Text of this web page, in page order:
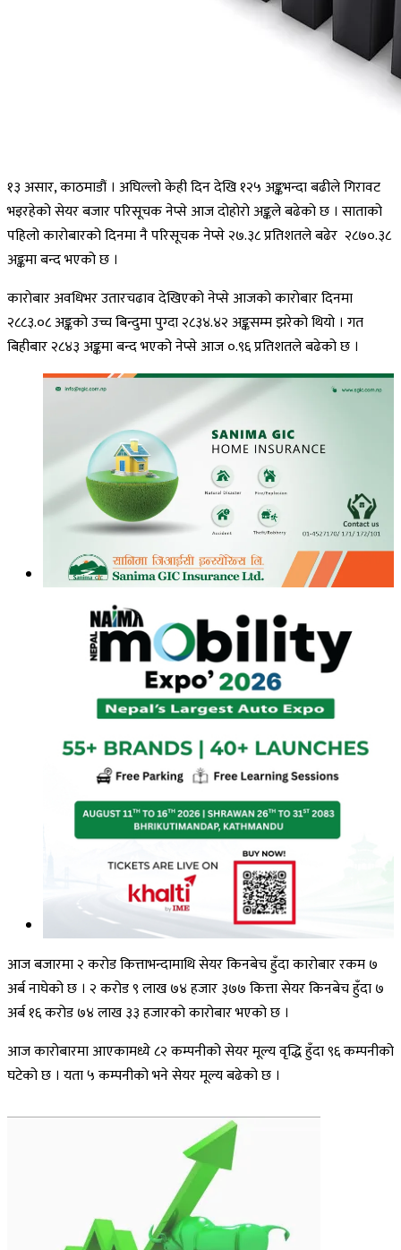
१३ असार, काठमाडौं । अघिल्लो केही दिन देखि १२५ अङ्कभन्दा बढीले गिरावट
भइरहेको सेयर बजार परिसूचक नेप्से आज दोहोरो अङ्कले बढेको छ । साताको
पहिलो कारोबारको दिनमा नै परिसूचक नेप्से २७.३८ प्रतिशतले बढेर २८७०.३८
अङ्कमा बन्द भएको छ ।
काराेबार अवधिभर उतारचढाव देखिएको नेप्से आजको कारोबार दिनमा
२८८३.०८ अङ्कको उच्च बिन्दुमा पुग्दा २८३४.४२ अङ्कसम्म झरेको थियो । गत
बिहीबार २८४३ अङ्कमा बन्द भएको नेप्से आज ०.९६ प्रतिशतले बढेको छ ।
आज बजारमा २ करोड कित्ताभन्दामाथि सेयर किनबेच हुँदा कारोबार रकम ७
अर्ब नाघेको छ । २ करोड ९ लाख ७४ हजार ३७७ कित्ता सेयर किनबेच हुँदा ७
अर्ब १६ करोड ७४ लाख ३३ हजारको कारोबार भएको छ ।
आज कारोबारमा आएकामध्ये ८२ कम्पनीको सेयर मूल्य वृद्धि हुँदा ९६ कम्पनीको
घटेको छ । यता ५ कम्पनीको भने सेयर मूल्य बढेको छ ।